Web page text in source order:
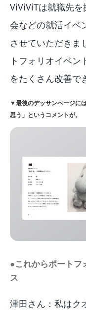
ViViViTは就職先
会などの就活イベ
させていただきま
トフォリオイベ
をたくさん改善で
▼最後のデッサンページに
思う」というコメントが。
●これからポートフ
ス
津田さん：私はク